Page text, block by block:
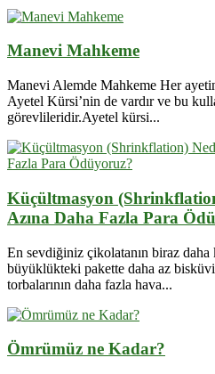
Manevi Mahkeme
Manevi Alemde Mahkeme Her
Ayetel Kürsi’nin de vardır ve bu
görevlileridir.Ayetel kürsi...
Küçültmasyon
Azına Daha Fazla Para
En sevdiğiniz çikolatanın biraz daha
büyüklükteki pakette daha az
torbalarının daha fazla hava...
Ömrümüz ne Kadar?